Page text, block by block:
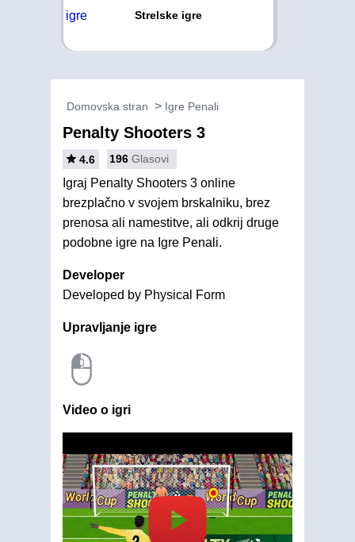
Strelske igre
Domovska stran Igre Penali
Penalty Shooters 3
4.6 196 Glasovi
Igraj Penalty Shooters 3 online
brezplačno v svojem brskalniku, brez
prenosa ali namestitve, ali odkrij druge
podobne igre na Igre Penali.
Developer
Developed by Physical Form
Upravljanje igre
Video o igri